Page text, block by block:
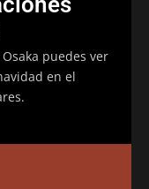
puedes ver
en el